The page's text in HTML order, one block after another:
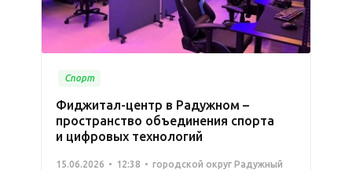
Спорт
Фиджитал-центр в Радужном –
пространство объединения спорта
и цифровых технологий
15.06.2026 12:38 городской округ Радужный